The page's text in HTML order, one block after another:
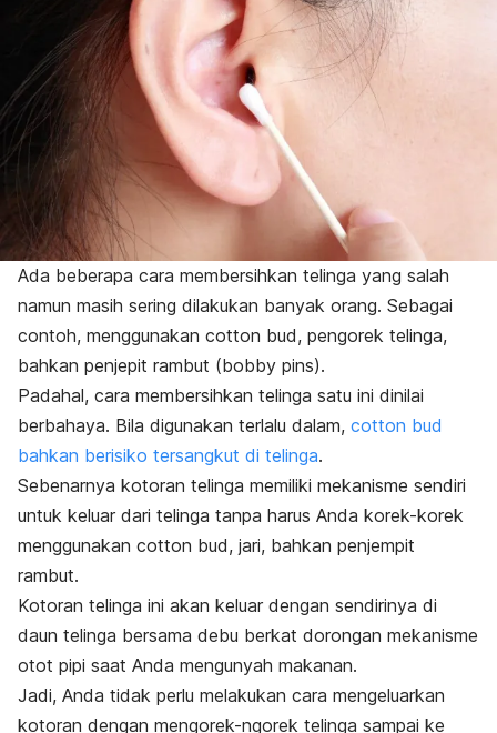
Ada beberapa cara membersihkan telinga yang salah
namun masih sering dilakukan banyak orang. Sebagai
contoh, menggunakan cotton bud, pengorek telinga,
bahkan penjepit rambut (bobby pins).
Padahal, cara membersihkan telinga satu ini dinilai
berbahaya. Bila digunakan terlalu dalam, cotton bud
bahkan berisiko tersangkut di telinga.
Sebenarnya kotoran telinga memiliki mekanisme sendiri
untuk keluar dari telinga tanpa harus Anda korek-korek
menggunakan cotton bud, jari, bahkan penjempit
rambut.
Kotoran telinga ini akan keluar dengan sendirinya di
daun telinga bersama debu berkat dorongan mekanisme
otot pipi saat Anda mengunyah makanan.
Jadi, Anda tidak perlu melakukan cara mengeluarkan
kotoran dengan mengorek-ngorek telinga sampai ke